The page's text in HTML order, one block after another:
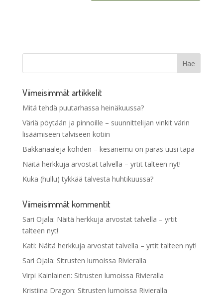
Viimeisimmät artikkelit
Mitä tehdä puutarhassa heinäkuussa?
Väriä pöytään ja pinnoille – suunnittelijan vinkit värin
lisäämiseen talviseen kotiin
Bakkanaaleja kohden – kesäriemu on paras uusi tapa
Näitä herkkuja arvostat talvella – yrtit talteen nyt!
Kuka (hullu) tykkää talvesta huhtikuussa?
Viimeisimmät kommentit
Sari Ojala: Näitä herkkuja arvostat talvella – yrtit
talteen nyt!
Kati: Näitä herkkuja arvostat talvella – yrtit talteen nyt!
Sari Ojala: Sitrusten lumoissa Rivieralla
Virpi Kainlainen: Sitrusten lumoissa Rivieralla
Kristiina Dragon: Sitrusten lumoissa Rivieralla